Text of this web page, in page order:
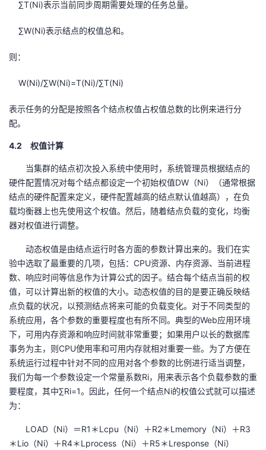
∑T(Ni)表示当前同步周期需要处理的任务总量。
∑W(Ni)表示结点的权值总和。
则：
W(Ni)/∑W(Ni)=T(Ni)/∑T(Ni)
表示任务的分配是按照各个结点权值占权值总数的比例来进行分
配。
4.2 权值计算
当集群的结点初次投入系统中使用时，系统管理员根据结点的
硬件配置情况对每个结点都设定一个初始权值DW（Ni）（通常根据
结点的硬件配置来定义，硬件配置越高的结点默认值越高），在负
载均衡器上也先使用这个权值。然后，随着结点负载的变化，均衡
器对权值进行调整。
动态权值是由结点运行时各方面的参数计算出来的。我们在实
验中选取了最重要的几项，包括：CPU资源、内存资源、当前进程
数、响应时间等信息作为计算公式的因子。结合每个结点当前的权
值，可以计算出新的权值的大小。动态权值的目的是要正确反映结
点负载的状况，以预测结点将来可能的负载变化。对于不同类型的
系统应用，各个参数的重要程度也有所不同。典型的Web应用环境
下，可用内存资源和响应时间就非常重要；如果用户以长的数据库
事务为主，则CPU使用率和可用内存就相对重要一些。为了方便在
系统运行过程中针对不同的应用对各个参数的比例进行适当调整，
我们为每一个参数设定一个常量系数Ri，用来表示各个负载参数的重
要程度，其中∑Ri=1。因此，任何一个结点Ni的权值公式就可以描述
为：
LOAD（Ni）＝R1＊Lcpu（Ni）＋R2＊Lmemory（Ni）＋R3
＊Lio（Ni）＋R4＊Lprocess（Ni）＋R5＊Lresponse（Ni）